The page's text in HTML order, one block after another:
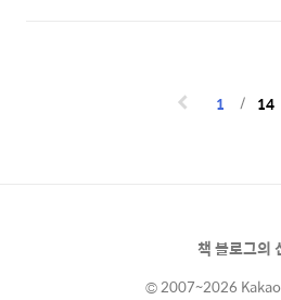
었습니다...
수 등을 참조해 카
그를 선정했다고
컴퓨터 메거진이라
퓨터/인터넷..
1 14
책 블로그의
© 2007~2026 Kakao